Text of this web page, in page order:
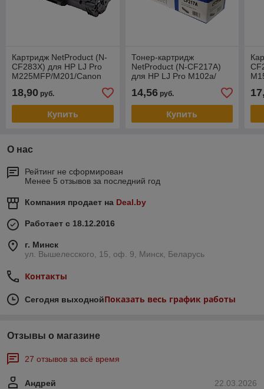
Картридж NetProduct (N-
CF283X) для HP LJ Pro
M225MFP/M201/Canon
18,90 руб.
Купить
Тонер-картридж
NetProduct (N-CF217A)
для HP LJ Pro M102a/
чипом)
14,56руб.
Купить
О нас
Рейтинг не сформирован
Менее 5 отзывов за последний год
Компания продает на Deal.by
Работает с 18.12.2016
г. Минск
ул. Вышелесского, 15, оф. 9, Минск, Беларусь
Контакты
Сегодня выходнойПоказать весь график работы
Отзывы о магазине
27 отзывов за всё время
22.03.2026
Андрей